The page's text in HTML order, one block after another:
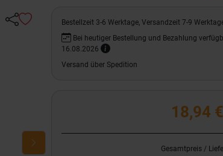
Bestellzeit 3-6 Werktage, Versandzeit 7-9
Bei heutiger Bestellung und Bezahlung
16.08.2026
Versand über Spedition
18,94 €
Gesamtpreis /